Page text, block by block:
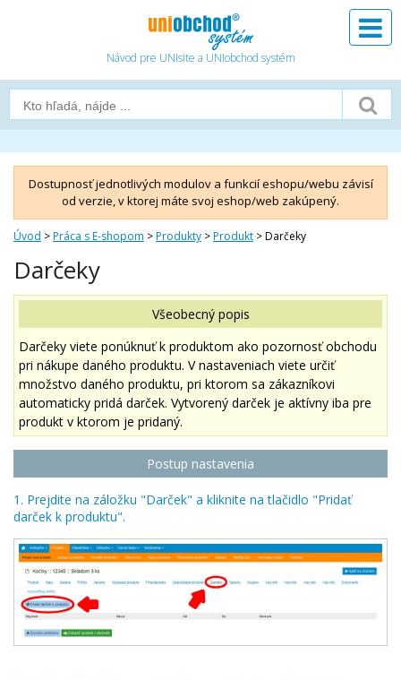
Návod pre UNIsite a UNIobchod systém
Dostupnosť jednotlivých modulov a funkcií eshopu/webu závisí
od verzie, v ktorej máte svoj eshop/web zakúpený.
Úvod >Práca s E-shopom >Produkty >Produkt >Darčeky
Darčeky
Darčeky viete ponúknuť k produktom ako pozornosť obchodu
pri nákupe daného produktu. V nastaveniach viete určiť
množstvo daného produktu, pri ktorom sa zákazníkovi
automaticky pridá darček. Vytvorený darček je aktívny iba pre
produkt v ktorom je pridaný.
Postup nastavenia
1. Prejdite na záložku "Darček" a kliknite na tlačidlo "Pridať
darček k produktu".